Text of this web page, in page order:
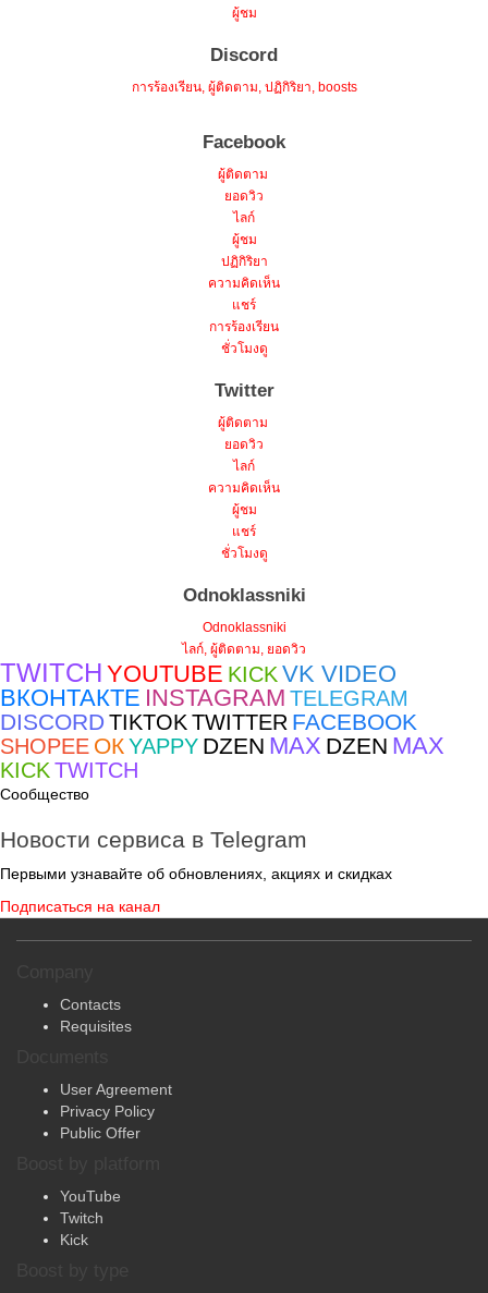
ผู้ชม
Discord
การร้องเรียน, ผู้ติดตาม, ปฏิกิริยา, boosts
Facebook
ผู้ติดตาม
ยอดวิว
ไลก์
ผู้ชม
ปฏิกิริยา
ความคิดเห็น
แชร์
การร้องเรียน
ชั่วโมงดู
Twitter
ผู้ติดตาม
ยอดวิว
ไลก์
ความคิดเห็น
ผู้ชม
แชร์
ชั่วโมงดู
Odnoklassniki
Odnoklassniki
ไลก์, ผู้ติดตาม, ยอดวิว
TWITCH YOUTUBE KICK VK VIDEO
ВКОНТАКТЕ INSTAGRAM TELEGRAM
DISCORD TIKTOK TWITTER FACEBOOK
SHOPEE ОКYAPPY DZEN MAX DZEN MAX
KICK TWITCH
Сообщество
Новости сервиса в Telegram
Первыми узнавайте об обновлениях, акциях и скидках
Подписаться на канал
Contacts
Requisites
User Agreement
Privacy Policy
Public Offer
YouTube
Twitch
Kick